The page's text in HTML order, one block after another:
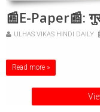
📰E-Paper📰:
ULHAS VIKAS HINDI DAILY
Read more »